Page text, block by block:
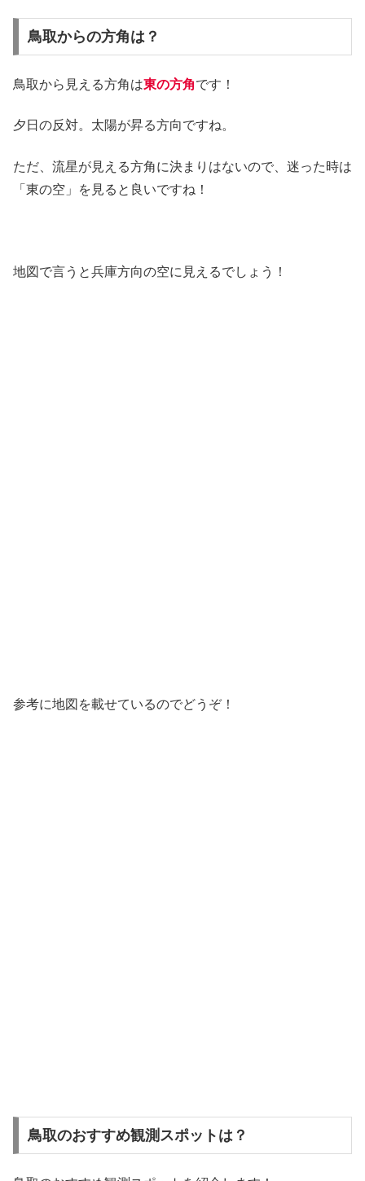
鳥取からの方角は？
鳥取から見える方角は東の方角です！
夕日の反対。太陽が昇る方向ですね。
ただ、流星が見える方角に決まりはないので、迷った時は
「東の空」を見ると良いですね！
地図で言うと兵庫方向の空に見えるでしょう！
参考に地図を載せているのでどうぞ！
鳥取のおすすめ観測スポットは？